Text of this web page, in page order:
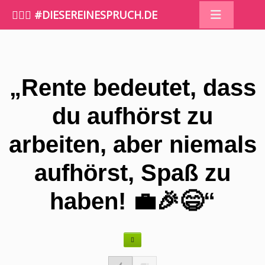
🤷🏼‍♀️ #DIESEREINESPRUCH.DE
„Rente bedeutet, dass
du aufhörst zu
arbeiten, aber niemals
aufhörst, Spaß zu
haben! 💼🎉😄“